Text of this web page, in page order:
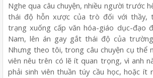
Nghe qua câu chuyện, nhiều người trước
thái độ hỗn xược của trò đối với thầy,
trạng xuống cấp văn hóa-giáo dục-đạo
Nam, lên án gay gắt thái độ của
Nhưng theo tôi, trong câu chuyện cụ thể
viên nêu trên có lẽ ít quan trọng, vì anh
phải sinh viên thuần túy cầu học, hoặc